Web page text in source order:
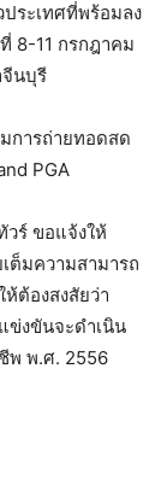
ระเทศที่พร้อมลง
8-11 กรกฎาคม
นบุรี
การถ่ายทอดสด
PGA
ร์ ขอแจ้งให้
ต็มความสามารถ
ต้องสงสัยว่า
ข่งขันจะดำเนิน
พ พ.ศ. 2556